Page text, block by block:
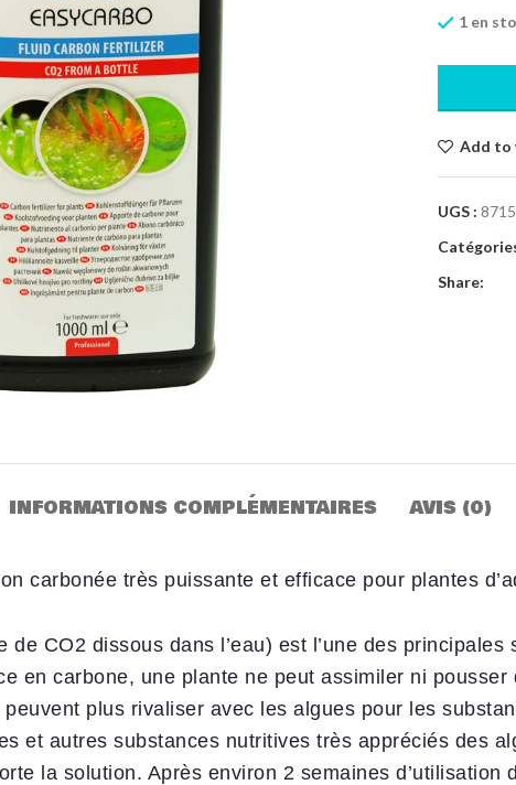
1 en
Add to
UGS :
Share:
INFORMATIONS COMPLÉMENTAIRES AVIS (0)
carbonée très puissante et efficace pour plantes
de CO2 dissous dans l’eau) est l’une des
en carbone, une plante ne peut assimiler ni
plus rivaliser avec les algues pour les
et autres substances nutritives très appréciés des
la solution. Après environ 2 semaines